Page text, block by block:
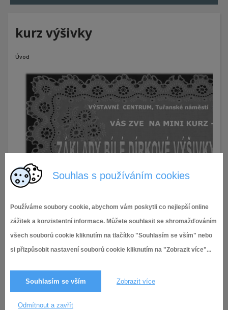
Souhlas s používáním cookies
Používáme soubory cookie, abychom vám poskytli co nejlepší online
zážitek a konzistentní informace. Můžete souhlasit se shromažďováním
všech souborů cookie kliknutím na tlačítko "Souhlasím se vším" nebo
si přizpůsobit nastavení souborů cookie kliknutím na "Zobrazit více"...
Souhlasím se vším Zobrazit více
Odmítnout a zavřít
kurz výšivky
Úvod
9× zobrazeno
15.6.2026